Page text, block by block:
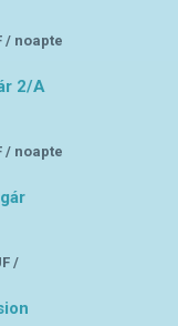
/ noapte
2/A
/ noapte
/